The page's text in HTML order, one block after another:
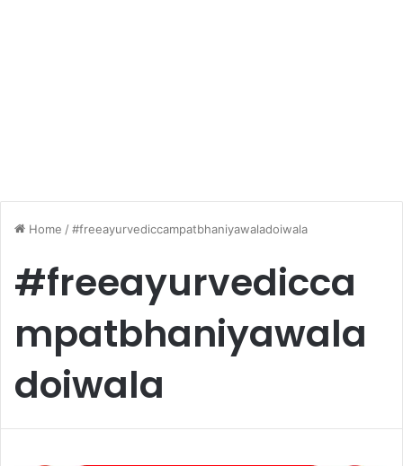
Home /#freeayurvediccampatbhaniyawaladoiwala
#freeayurvedicca
mpatbhaniyawala
doiwala